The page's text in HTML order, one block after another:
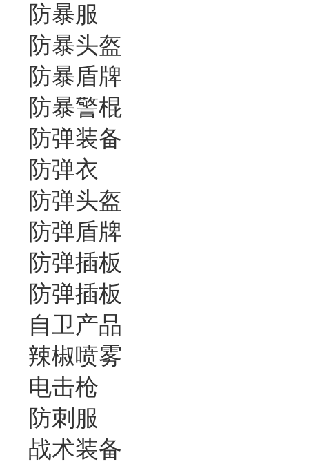
防暴服
防暴头盔
防暴盾牌
防暴警棍
防弹装备
防弹衣
防弹头盔
防弹盾牌
防弹插板
防弹插板
自卫产品
辣椒喷雾
电击枪
防刺服
战术装备